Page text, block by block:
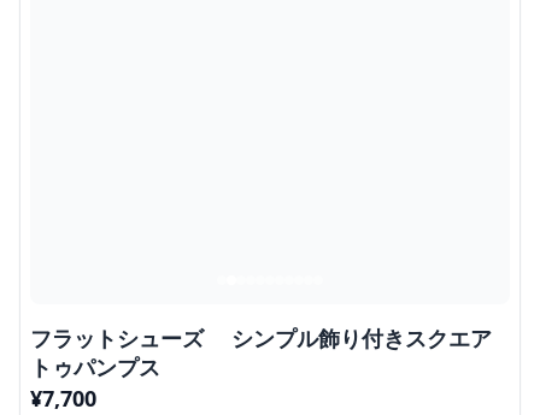
フラットシューズ シンプル飾り付きスクエア
トゥパンプス
¥7,700